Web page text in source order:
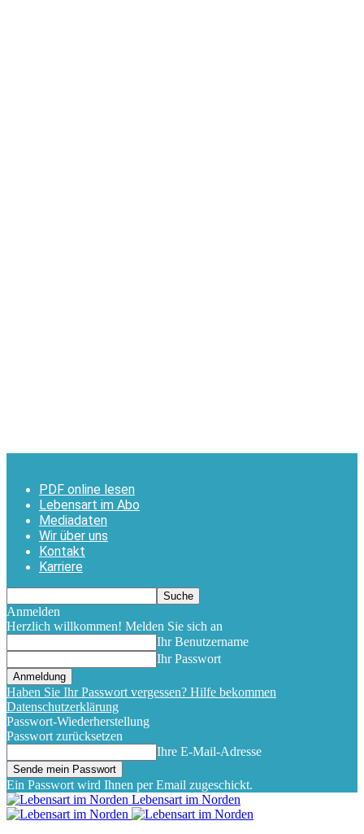
PDF online lesen
Lebensart im Abo
Mediadaten
Wir über uns
Kontakt
Karriere
Anmelden
Herzlich willkommen! Melden Sie sich an
Ihr Benutzername
Ihr Passwort
Haben Sie Ihr Passwort vergessen? Hilfe bekommen
Datenschutzerklärung
Passwort-Wiederherstellung
Passwort zurücksetzen
Ihre E-Mail-Adresse
Ein Passwort wird Ihnen per Email zugeschickt.
Lebensart im Norden